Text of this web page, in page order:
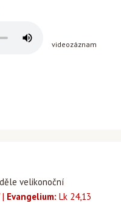
videozáznam
velikonoční
Evangelium: Lk 24,13